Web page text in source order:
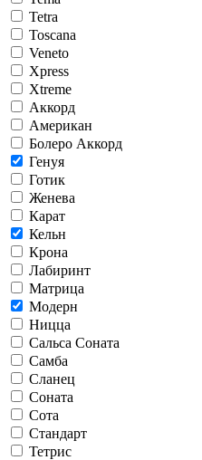
Tetra
Toscana
Veneto
Xpress
Xtreme
Аккорд
Американ
Болеро Аккорд
Генуя
Готик
Женева
Карат
Кельн
Крона
Лабиринт
Матрица
Модерн
Ницца
Сальса Соната
Самба
Сланец
Соната
Сота
Стандарт
Тетрис